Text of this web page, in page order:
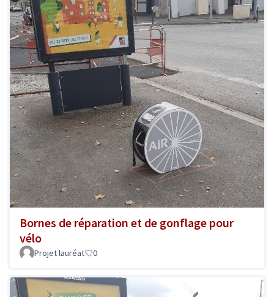
Bornes de réparation et de gonflage pour
vélo
Projet lauréat 0